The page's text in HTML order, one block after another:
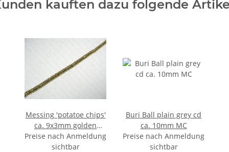
kauften dazu folgende
Messing 'potatoe chips'
ca. 9x3mm golden
shiny
Preise nach Anmeldung
sichtbar
Buri Ball plain grey cd
ca. 10mm MC
Preise nach Anmeldung
sichtbar